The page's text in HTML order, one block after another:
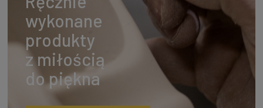
wykonane
produkty
z miłością
do piękna